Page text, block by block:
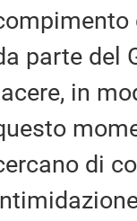
parte del
in
di